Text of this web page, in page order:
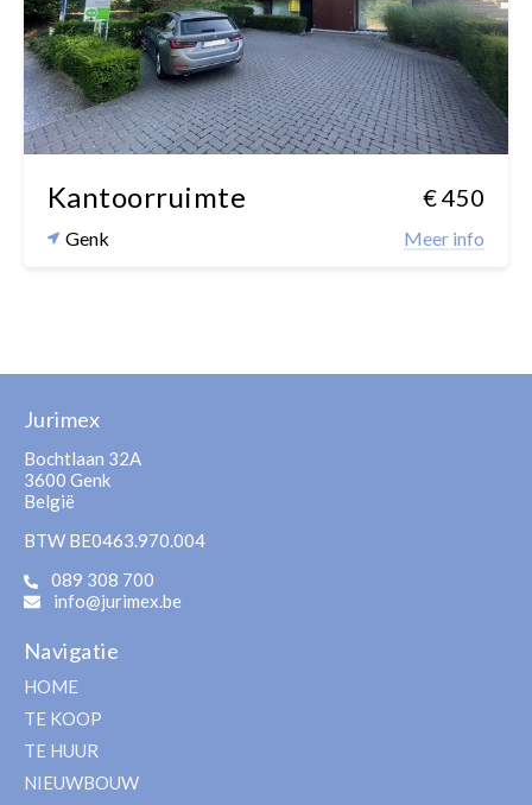
Kantoorruimte € 450
Genk Meer info
Jurimex
Bochtlaan 32A
3600 Genk
België
BTW BE0463.970.004
089 308 700
info@jurimex.be
Navigatie
HOME
TE KOOP
TE HUUR
NIEUWBOUW